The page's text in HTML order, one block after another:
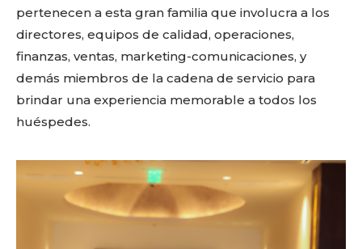
pertenecen a esta gran familia que involucra a los
directores, equipos de calidad, operaciones,
finanzas, ventas, marketing-comunicaciones, y
demás miembros de la cadena de servicio para
brindar una experiencia memorable a todos los
huéspedes.